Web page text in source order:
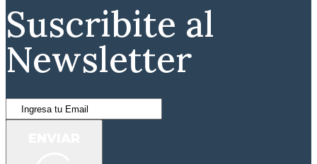
Suscribite al
Newsletter